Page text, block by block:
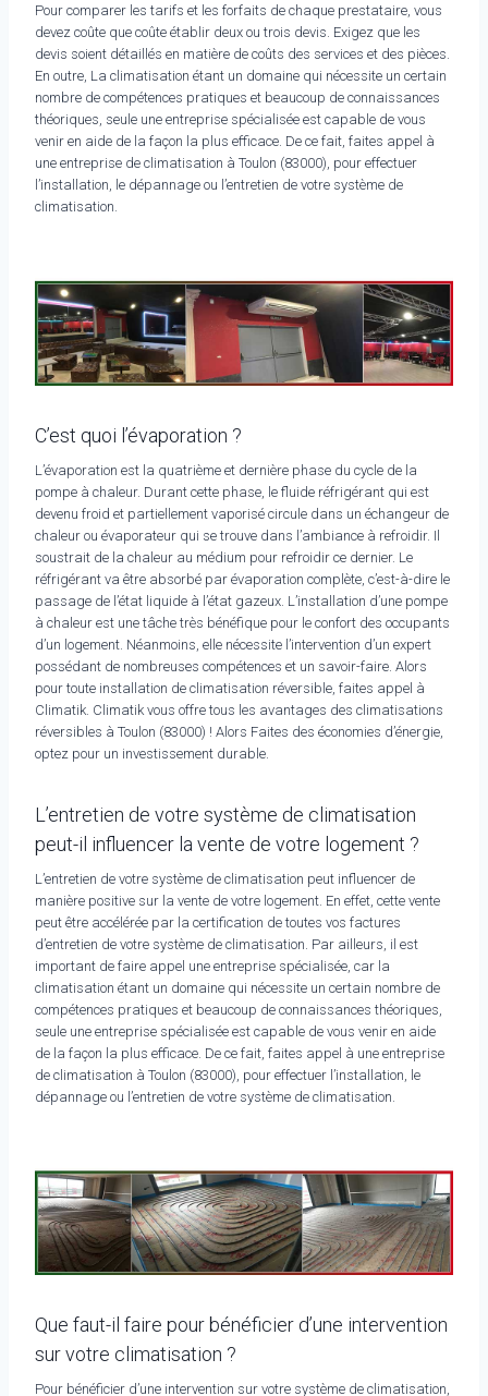
Pour comparer les tarifs et les forfaits de chaque prestataire, vous
devez coûte que coûte établir deux ou trois devis. Exigez que les
devis soient détaillés en matière de coûts des services et des pièces.
En outre, La climatisation étant un domaine qui nécessite un certain
nombre de compétences pratiques et beaucoup de connaissances
théoriques, seule une entreprise spécialisée est capable de vous
venir en aide de la façon la plus efficace. De ce fait, faites appel à
une entreprise de climatisation à Toulon (83000), pour effectuer
l’installation, le dépannage ou l’entretien de votre système de
climatisation.
C’est quoi l’évaporation ?
L’évaporation est la quatrième et dernière phase du cycle de la
pompe à chaleur. Durant cette phase, le fluide réfrigérant qui est
devenu froid et partiellement vaporisé circule dans un échangeur de
chaleur ou évaporateur qui se trouve dans l’ambiance à refroidir. Il
soustrait de la chaleur au médium pour refroidir ce dernier. Le
réfrigérant va être absorbé par évaporation complète, c’est-à-dire le
passage de l’état liquide à l’état gazeux. L’installation d’une pompe
à chaleur est une tâche très bénéfique pour le confort des occupants
d’un logement. Néanmoins, elle nécessite l’intervention d’un expert
possédant de nombreuses compétences et un savoir-faire. Alors
pour toute installation de climatisation réversible, faites appel à
Climatik. Climatik vous offre tous les avantages des climatisations
réversibles à Toulon (83000) ! Alors Faites des économies d’énergie,
optez pour un investissement durable.
L’entretien de votre système de climatisation
peut-il influencer la vente de votre logement ?
L’entretien de votre système de climatisation peut influencer de
manière positive sur la vente de votre logement. En effet, cette vente
peut être accélérée par la certification de toutes vos factures
d’entretien de votre système de climatisation. Par ailleurs, il est
important de faire appel une entreprise spécialisée, car la
climatisation étant un domaine qui nécessite un certain nombre de
compétences pratiques et beaucoup de connaissances théoriques,
seule une entreprise spécialisée est capable de vous venir en aide
de la façon la plus efficace. De ce fait, faites appel à une entreprise
de climatisation à Toulon (83000), pour effectuer l’installation, le
dépannage ou l’entretien de votre système de climatisation.
Que faut-il faire pour bénéficier d’une intervention
sur votre climatisation ?
Pour bénéficier d’une intervention sur votre système de climatisation,